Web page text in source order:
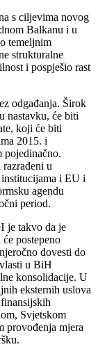
s ciljevima novog
Balkanu i u
temeljnim
strukturalne
i pospješio rast
odgađanja. Širok
nastavku, će biti
koji će biti
2015. i
pojedinačno.
u
i EU i
agendu
period.
je takvo da je
postepeno
dovesti do
u BiH
konsolidacije. U
eksternih uslova
Svjetskom
provođenja mjera